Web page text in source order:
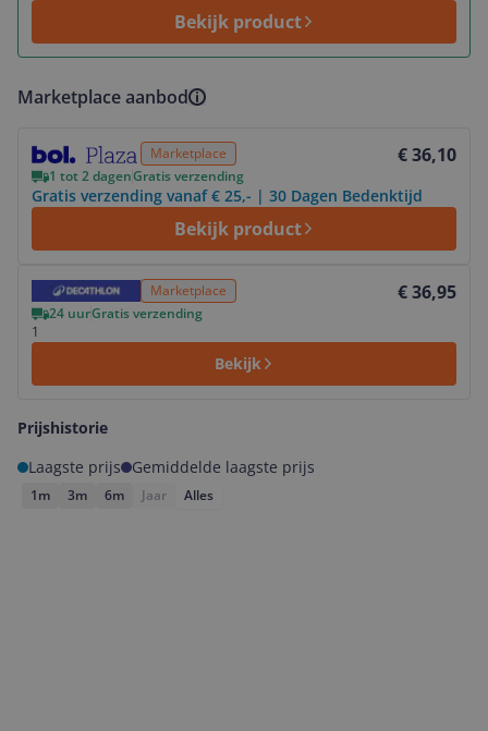
Bekijk product
Marketplace aanbod
Marketplace € 36,10
1 tot 2 dagenGratis verzending
Gratis verzending vanaf € 25,- | 30 Dagen Bedenktijd
Bekijk product
Marketplace € 36,95
24 uurGratis verzending
1
Bekijk
Bekijk product
Prijshistorie
Laagste prijs
Gemiddelde laagste prijs
1m 3m 6m Jaar Alles